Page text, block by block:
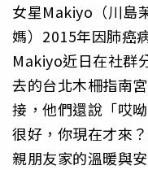
女星Makiyo（川島
媽）2015年因肺癌
Makiyo近日在社群
去的台北木柵指南
接，他們還說「哎
很好，你現在才來
親朋友家的溫暖與